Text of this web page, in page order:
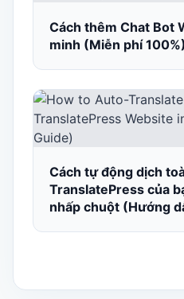
Cách thêm Chat Bot
minh (Miễn phí 100%)
Cách tự động dịch
TranslatePress của
nhấp chuột (Hướng